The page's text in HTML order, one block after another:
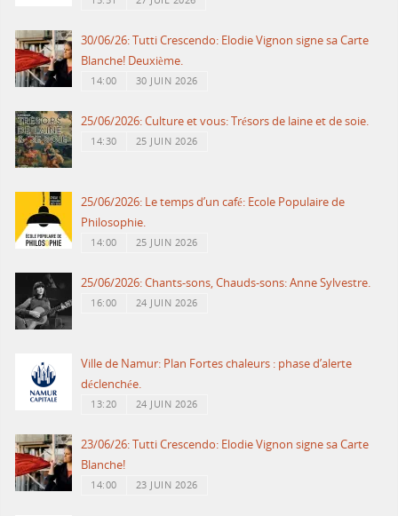
30/06/26: Tutti Crescendo: Elodie Vignon signe sa Carte
Blanche! Deuxième.
14:00 30 JUIN 2026
25/06/2026: Culture et vous: Trésors de laine et de soie.
14:30 25 JUIN 2026
25/06/2026: Le temps d’un café: Ecole Populaire de
Philosophie.
14:00 25 JUIN 2026
25/06/2026: Chants-sons, Chauds-sons: Anne Sylvestre.
16:00 24 JUIN 2026
Ville de Namur: Plan Fortes chaleurs : phase d’alerte
déclenchée.
13:20 24 JUIN 2026
23/06/26: Tutti Crescendo: Elodie Vignon signe sa Carte
Blanche!
14:00 23 JUIN 2026